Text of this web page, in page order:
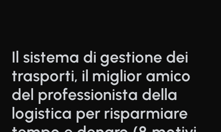
Il sistema di gestione dei
trasporti, il miglior amico
del professionista della
logistica per risparmiare